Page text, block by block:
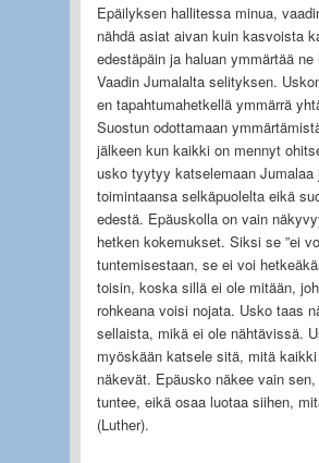
Epäilyksen hallitessa minua,
nähdä asiat aivan kuin kasvoista
edestäpäin ja haluan ymmärtää ne
Vaadin Jumalalta selityksen.
en tapahtumahetkellä ymmärrä
Suostun odottamaan
jälkeen kun kaikki on mennyt
usko tyytyy katselemaan Jumalaa
toimintaansa selkäpuolelta eikä
edestä. Epäuskolla on vain
hetken kokemukset. Siksi se ”ei
tuntemisestaan, se ei voi
toisin, koska sillä ei ole mitään,
rohkeana voisi nojata. Usko taas
sellaista, mikä ei ole nähtävissä.
myöskään katsele sitä, mitä
näkevät. Epäusko näkee vain
tuntee, eikä osaa luotaa siihen,
(Luther).